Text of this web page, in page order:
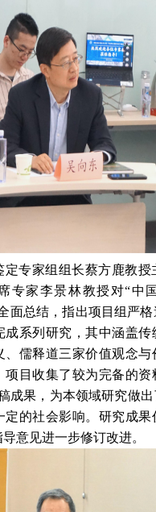
定专家组组长蔡方鹿教
专家李景林教授对“中
面总结，指出项目组严
成系列研究，其中涵盖传
、儒释道三家价值观念与
项目收集了较为完备的资
成果，为本领域研究做
定的社会影响。研究成果
意见进一步修订改进。